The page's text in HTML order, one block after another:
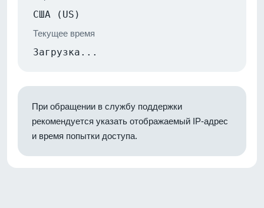
США (US)
Текущее время
Загрузка...
При обращении в службу поддержки
рекомендуется указать отображаемый IP-адрес
и время попытки доступа.